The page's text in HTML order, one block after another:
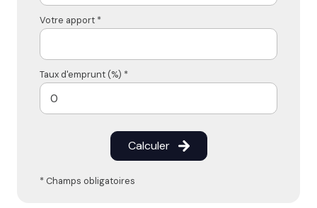
Votre apport *
Taux d'emprunt (%) *
Calculer
* Champs obligatoires